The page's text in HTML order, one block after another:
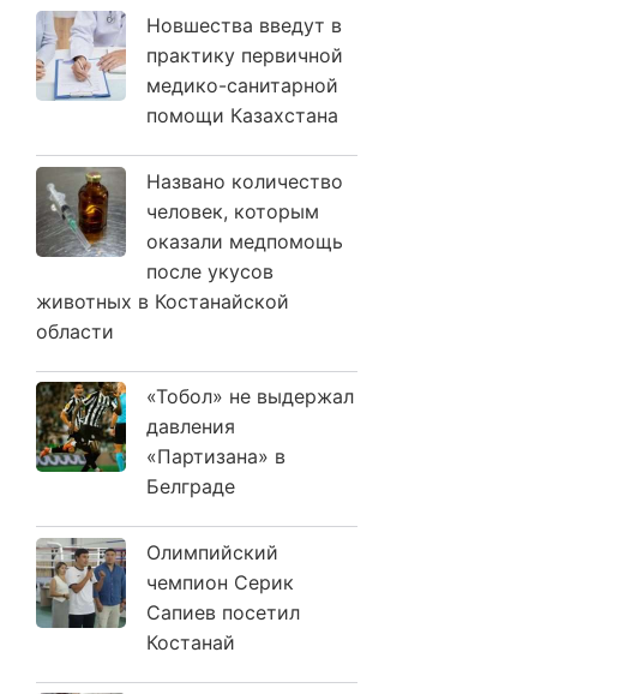
Новшества введут в
практику первичной
медико-санитарной
помощи Казахстана
Названо количество
человек, которым
оказали медпомощь
после укусов
животных в Костанайской
области
«Тобол» не выдержал
давления
«Партизана» в
Белграде
Олимпийский
чемпион Серик
Сапиев посетил
Костанай